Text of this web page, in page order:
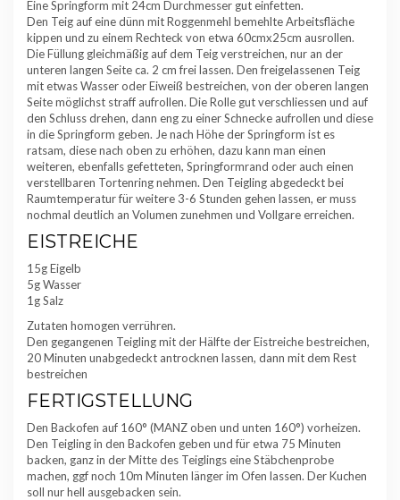
Eine Springform mit 24cm Durchmesser gut einfetten.
Den Teig auf eine dünn mit Roggenmehl bemehlte Arbeitsfläche
kippen und zu einem Rechteck von etwa 60cmx25cm ausrollen.
Die Füllung gleichmäßig auf dem Teig verstreichen, nur an der
unteren langen Seite ca. 2 cm frei lassen. Den freigelassenen Teig
mit etwas Wasser oder Eiweiß bestreichen, von der oberen langen
Seite möglichst straff aufrollen. Die Rolle gut verschliessen und auf
den Schluss drehen, dann eng zu einer Schnecke aufrollen und diese
in die Springform geben. Je nach Höhe der Springform ist es
ratsam, diese nach oben zu erhöhen, dazu kann man einen
weiteren, ebenfalls gefetteten, Springformrand oder auch einen
verstellbaren Tortenring nehmen. Den Teigling abgedeckt bei
Raumtemperatur für weitere 3-6 Stunden gehen lassen, er muss
nochmal deutlich an Volumen zunehmen und Vollgare erreichen.
EISTREICHE
15g Eigelb
5g Wasser
1g Salz
Zutaten homogen verrühren.
Den gegangenen Teigling mit der Hälfte der Eistreiche bestreichen,
20 Minuten unabgedeckt antrocknen lassen, dann mit dem Rest
bestreichen
FERTIGSTELLUNG
Den Backofen auf 160° (MANZ oben und unten 160°) vorheizen.
Den Teigling in den Backofen geben und für etwa 75 Minuten
backen, ganz in der Mitte des Teiglings eine Stäbchenprobe
machen, ggf noch 10m Minuten länger im Ofen lassen. Der Kuchen
soll nur hell ausgebacken sein.